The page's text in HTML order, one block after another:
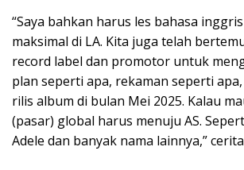
“Saya bahkan harus les bahasa
maksimal di LA. Kita juga telah
record label dan promotor untuk
plan seperti apa, rekaman seperti
rilis album di bulan Mei 2025. Kalau
(pasar) global harus menuju AS.
Adele dan banyak nama lainnya,”